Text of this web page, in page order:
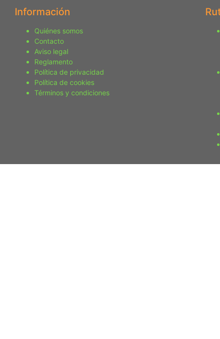
Información
Quiénes somos
Contacto
Aviso legal
Reglamento
Política de privacidad
Política de cookies
Términos y condiciones